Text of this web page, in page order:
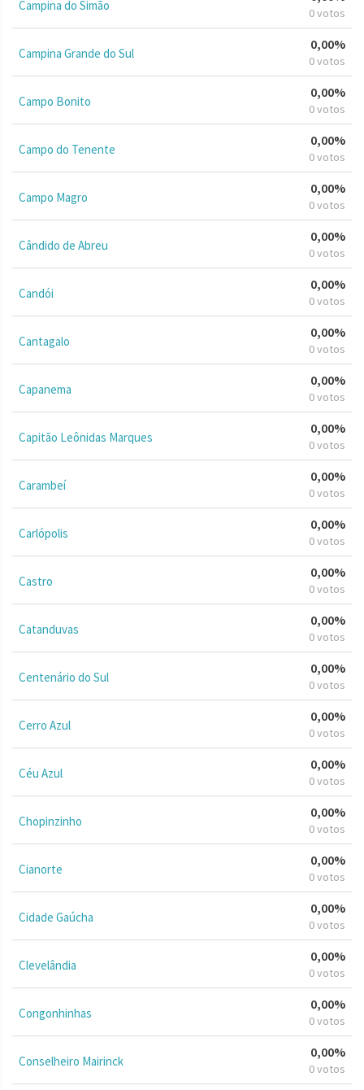
Campina do Simão 0 votos
Campina Grande do Sul
0,00%
0 votos
Campo Bonito
0,00%
0 votos
Campo do Tenente
0,00%
0 votos
Campo Magro
0,00%
0 votos
Cândido de Abreu
0,00%
0 votos
Candói
0,00%
0 votos
Cantagalo
0,00%
0 votos
Capanema
0,00%
0 votos
Capitão Leônidas Marques
0,00%
0 votos
Carambeí
0,00%
0 votos
Carlópolis
0,00%
0 votos
Castro
0,00%
0 votos
Catanduvas
0,00%
0 votos
Centenário do Sul
0,00%
0 votos
Cerro Azul
0,00%
0 votos
Céu Azul
0,00%
0 votos
Chopinzinho
0,00%
0 votos
Cianorte
0,00%
0 votos
Cidade Gaúcha
0,00%
0 votos
Clevelândia
0,00%
0 votos
Congonhinhas
0,00%
0 votos
Conselheiro Mairinck
0,00%
0 votos